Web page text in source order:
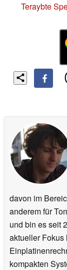
Teraybte
davon im
anderem für
und bin es seit
aktueller Fokus
kompakten